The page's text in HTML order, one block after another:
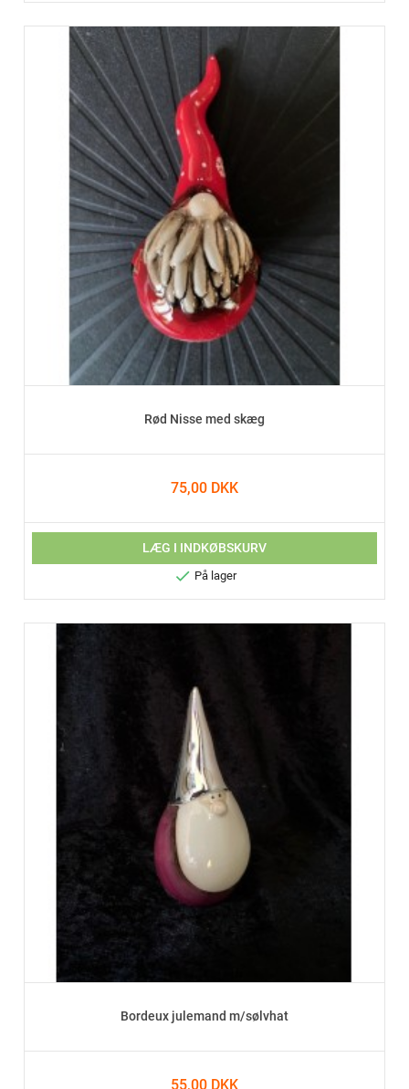
Rød Nisse med skæg
75,00 DKK
LÆG I INDKØBSKURV
 På lager
Bordeux julemand m/sølvhat
55,00 DKK